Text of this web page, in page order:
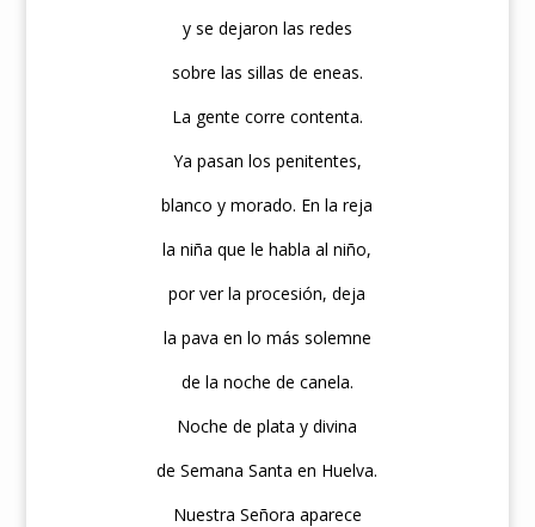
y se dejaron las redes
sobre las sillas de eneas.
La gente corre contenta.
Ya pasan los penitentes,
blanco y morado. En la reja
la niña que le habla al niño,
por ver la procesión, deja
la pava en lo más solemne
de la noche de canela.
Noche de plata y divina
de Semana Santa en Huelva.
Nuestra Señora aparece